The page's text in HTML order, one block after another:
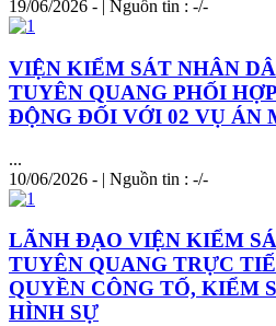
19/06/2026 - | Nguồn tin : -/-
VIỆN KIỂM SÁT NHÂN
TUYÊN QUANG PHỐI
ĐỘNG ĐỐI VỚI 02 VỤ ÁN
...
10/06/2026 - | Nguồn tin : -/-
LÃNH ĐẠO VIỆN KIỂM
TUYÊN QUANG TRỰC
QUYỀN CÔNG TỐ, KIỂM
HÌNH SỰ